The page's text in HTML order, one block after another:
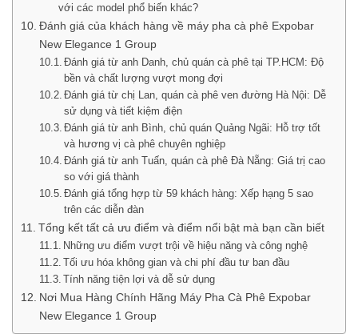
với các model phổ biến khác?
Đánh giá của khách hàng về máy pha cà phê Expobar
New Elegance 1 Group
Đánh giá từ anh Danh, chủ quán cà phê tại TP.HCM: Độ
bền và chất lượng vượt mong đợi
Đánh giá từ chị Lan, quán cà phê ven đường Hà Nội: Dễ
sử dụng và tiết kiệm điện
Đánh giá từ anh Bình, chủ quán Quảng Ngãi: Hỗ trợ tốt
và hương vị cà phê chuyên nghiệp
Đánh giá từ anh Tuấn, quán cà phê Đà Nẵng: Giá trị cao
so với giá thành
Đánh giá tổng hợp từ 59 khách hàng: Xếp hạng 5 sao
trên các diễn đàn
Tổng kết tất cả ưu điểm và điểm nổi bật mà bạn cần biết
Những ưu điểm vượt trội về hiệu năng và công nghệ
Tối ưu hóa không gian và chi phí đầu tư ban đầu
Tính năng tiện lợi và dễ sử dụng
Nơi Mua Hàng Chính Hãng Máy Pha Cà Phê Expobar
New Elegance 1 Group